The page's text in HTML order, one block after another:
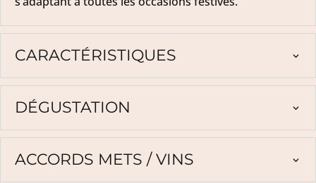
CARACTÉRISTIQUES
DÉGUSTATION
ACCORDS METS / VINS